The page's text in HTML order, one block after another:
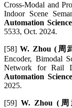
Cross-Modal and
Indoor Scene
Automation
5533, Oct. 2024.
[58]W. Zhou (周
Encoder, Bimodal
Network for Rail
Automation
2025.
[59] W. Zhou (